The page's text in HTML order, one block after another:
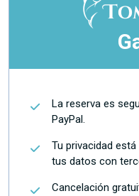
La reserva es
PayPal.
Tu privacidad
tus datos con
Cancelación